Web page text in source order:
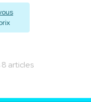
articles